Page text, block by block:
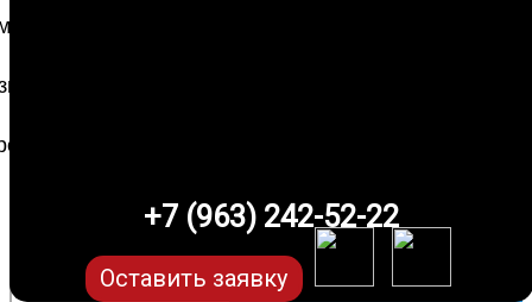
+7 (963) 242-52-22
Оставить заявку